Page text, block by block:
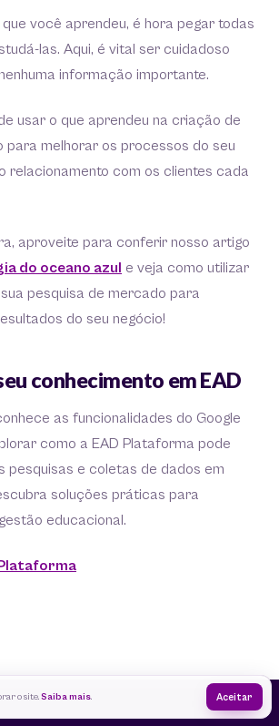
você aprendeu, é hora pegar todas
las. Aqui, é vital ser cuidadoso
informação importante.
usar o que aprendeu na criação de
para melhorar os processos do seu
relacionamento com os clientes cada
aproveite para conferir nosso artigo
do oceano azul e veja como utilizar
pesquisa de mercado para
do seu negócio!
conhecimento em EAD
as funcionalidades do Google
como a EAD Plataforma pode
pesquisas e coletas de dados em
soluções práticas para
educacional.
o site.Saiba mais. Aceitar